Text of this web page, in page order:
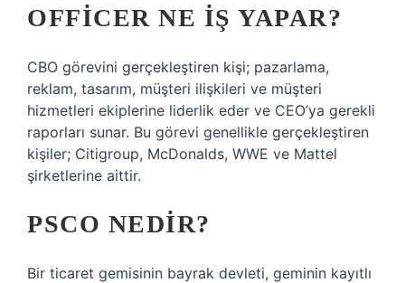
OFFICER NE IŞ YAPAR?
CBO görevini gerçekleştiren kişi; pazarlama,
reklam, tasarım, müşteri ilişkileri ve müşteri
hizmetleri ekiplerine liderlik eder ve CEO’ya gerekli
raporları sunar. Bu görevi genellikle gerçekleştiren
kişiler; Citigroup, McDonalds, WWE ve Mattel
şirketlerine aittir.
PSCO NEDIR?
Bir ticaret gemisinin bayrak devleti, geminin kayıtlı